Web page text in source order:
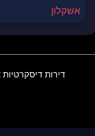
אשקלון
דירות דיסקרטיות